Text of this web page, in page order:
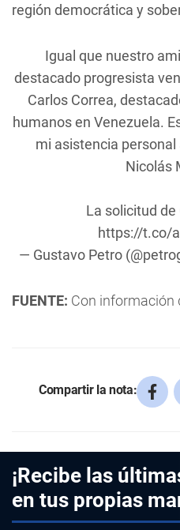
región democrática y
Igual que nuestro
destacado progresista
Carlos Correa,
humanos en Venezuela.
mi asistencia
Nicolás
La solicitud
https://t.co/
— Gustavo Petro
FUENTE: Con información
Compartir la nota:
¡Recibe las
en tus propias